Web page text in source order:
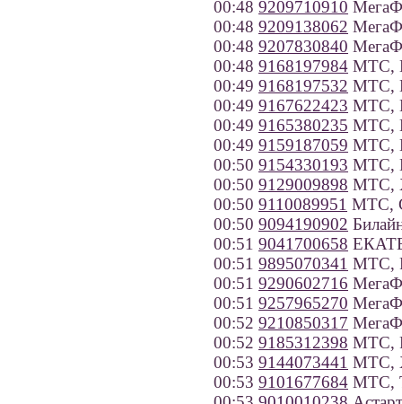
00:48 9209710910
00:48 9209138062
00:48 9207830840
00:48 9168197984 МТС,
00:49 9168197532 МТС,
00:49 9167622423 МТС,
00:49 9165380235 МТС,
00:49 9159187059 МТС,
00:50 9154330193 МТС,
00:50 9129009898 МТС,
00:50 9110089951 МТС,
00:50 9094190902
00:51 9041700658
00:51 9895070341 МТС,
00:51 9290602716
00:51 9257965270
00:52 9210850317
00:52 9185312398 МТС,
00:53 9144073441 МТС,
00:53 9101677684 МТС,